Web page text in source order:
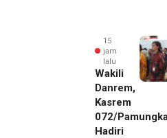
15
jam
lalu
Wakili
Danrem,
Kasrem
072/
Hadiri